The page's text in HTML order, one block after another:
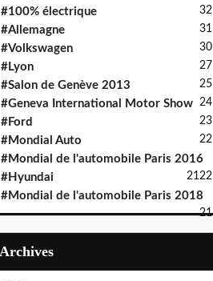
#100% électrique 32
#Allemagne 31
#Volkswagen 30
#Lyon 27
#Salon de Genève 2013 25
#Geneva International Motor Show 24
#Ford 23
#Mondial Auto 22
#Mondial de l'automobile Paris 2016
22
#Hyundai 21
#Mondial de l'automobile Paris 2018
21
Archives